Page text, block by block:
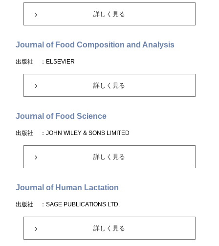
詳しく見る
Journal of Food Composition and Analysis
出版社 ：ELSEVIER
詳しく見る
Journal of Food Science
出版社 ：JOHN WILEY & SONS LIMITED
詳しく見る
Journal of Human Lactation
出版社 ：SAGE PUBLICATIONS LTD.
詳しく見る